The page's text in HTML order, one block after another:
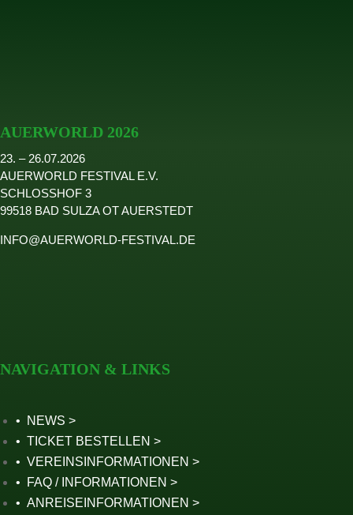
2023
2022
Seite wählen
AUERWORLD 2026
23. – 26.07.2026
AUERWORLD FESTIVAL E.V.
SCHLOSSHOF 3
99518 BAD SULZA OT AUERSTEDT
INFO@AUERWORLD-FESTIVAL.DE
NAVIGATION & LINKS
NEWS
TICKET BESTELLEN
VEREINSINFORMATIONEN
FAQ / INFORMATIONEN
ANREISEINFORMATIONEN